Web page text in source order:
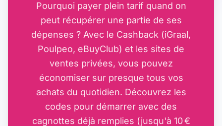
Pourquoi payer plein tarif quand on
peut récupérer une partie de ses
dépenses ? Avec le Cashback (iGraal,
Poulpeo, eBuyClub) et les sites de
ventes privées, vous pouvez
économiser sur presque tous vos
achats du quotidien. Découvrez les
codes pour démarrer avec des
cagnottes déjà remplies (jusqu'à 10 €